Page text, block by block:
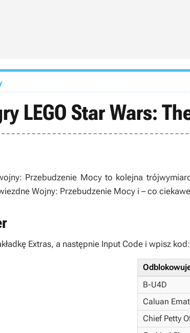
LEGO Star Wars:
Przebudzenie Mocyto kolejna
Wojny: Przebudzenie Mocy i – co
Extras, a następnie Input Code i wpisz kod:
B-U4D
Caluan
Chief Petty